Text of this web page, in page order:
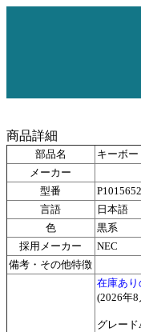
商品詳細
部品名
キーボー
メーカー
型番
言語
日本語
色
黒系
採用メーカー
NEC
備考・その他特徴
在庫あり
(2026年
グレード